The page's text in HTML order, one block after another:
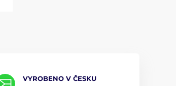
VYROBENO V ČESKU